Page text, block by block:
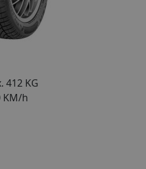
)
412 KG
KM/h